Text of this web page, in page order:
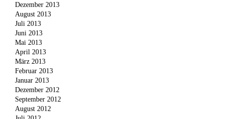
Dezember 2013
August 2013
Juli 2013
Juni 2013
Mai 2013
April 2013
März 2013
Februar 2013
Januar 2013
Dezember 2012
September 2012
August 2012